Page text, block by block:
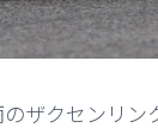
ザクセンリ